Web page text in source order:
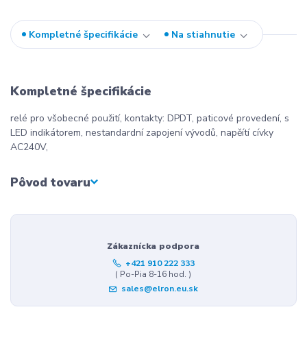
Kompletné špecifikácie Na stiahnutie
Kompletné špecifikácie
relé pro všobecné použití, kontakty: DPDT, paticové provedení, s
LED indikátorem, nestandardní zapojení vývodů, napěítí cívky
AC240V,
Pôvod tovaru
Zákaznícka podpora
+421 910 222 333
( Po-Pia 8-16 hod. )
sales@elron.eu.sk